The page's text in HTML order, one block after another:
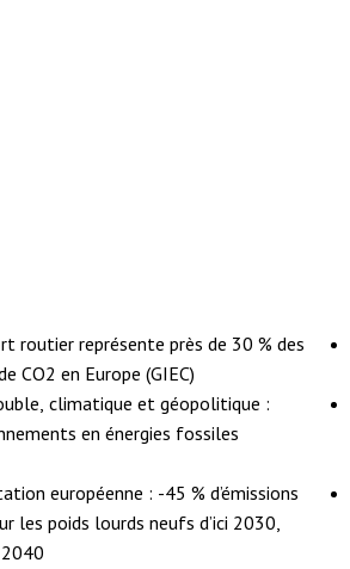
routier représente près de 30 % des
CO2 en Europe (GIEC)
climatique et géopolitique :
en énergies fossiles
européenne : -45 % d’émissions
les poids lourds neufs d’ici 2030,
2040